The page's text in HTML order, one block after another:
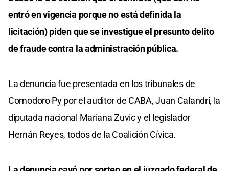
entró en vigencia porque no está definida la
licitación) piden que se investigue el presunto delito
de fraude contra la administración pública.
La denuncia fue presentada en los tribunales de
Comodoro Py por el auditor de CABA, Juan Calandri, la
diputada nacional Mariana Zuvic y el legislador
Hernán Reyes, todos de la Coalición Cívica.